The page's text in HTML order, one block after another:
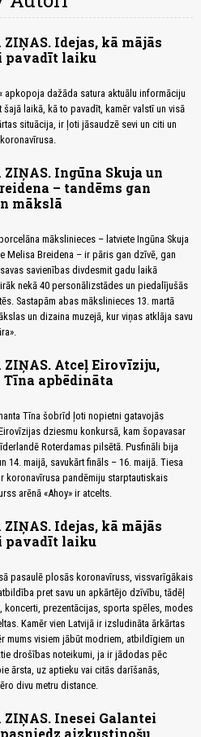
ZIŅAS. Idejas, kā mājās
pavadīt laiku
apkopoja dažāda satura aktuālu informāciju
laikā, kā to pavadīt, kamēr valstī un visā
situācija, ir ļoti jāsaudzē sevi un citi un
ZIŅAS. Ingūna Skuja un
– tandēms gan
mākslā
mākslinieces – latviete Ingūna Skuja
Melisa Breidena – ir pāris gan dzīvē, gan
savienības divdesmit gadu laikā
nekā 40 personālizstādes un piedalījušās
Sastapām abas mākslinieces 13. martā
un dizaina muzejā, kur viņas atklāja savu
ZIŅAS. Atceļ Eirovīziju,
Tīna apbēdināta
Tīna šobrīd ļoti nopietni gatavojās
dziesmu konkursā, kam šopavasar
Roterdamas pilsētā. Pusfināli bija
14. maijā, savukārt fināls – 16. maijā. Tiesa
koronavīrusa pandēmiju starptautiskais
arēnā «Ahoy» ir atcelts.
ZIŅAS. Idejas, kā mājās
pavadīt laiku
pasaulē plosās koronavīruss, vissvarīgākais
pret savu un apkārtējo dzīvību, tādēļ
koncerti, prezentācijas, sporta spēles, modes
Kamēr vien Latvijā ir izsludināta ārkārtas
mums visiem jābūt modriem, atbildīgiem un
drošības noteikumi, ja ir jādodas pēc
ārsta, uz aptieku vai citās darīšanās,
divu metru distance.
ZIŅAS. Inesei Galantei